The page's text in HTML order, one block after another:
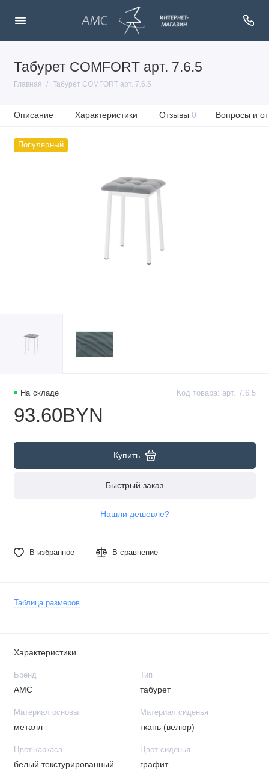
Табурет COMFORT арт. 7.6.5
Главная Табурет COMFORT арт. 7.6.5
Описание Характеристики Отзывы 0 Вопросы и
Популярный
На складе Код товара: арт. 7.6.5
93.60BYN
Купить
Быстрый заказ
Нашли дешевле?
В избранное В сравнение
Таблица размеров
Характеристики
Бренд
АМС
Тип
табурет
Материал основы
металл
Материал сиденья
ткань (велюр)
Цвет каркаса
белый текстурированный
Цвет сиденья
графит